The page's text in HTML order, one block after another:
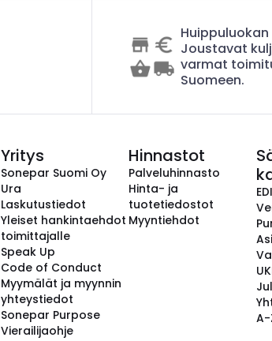
Joustavat
varmat
Suomeen.
Yritys
Sonepar Suomi Oy
Ura
Laskutustiedot
Yleiset hankintaehdot
toimittajalle
Speak Up
Code of Conduct
Myymälät ja myynnin
yhteystiedot
Sonepar Purpose
Vierailijaohje
Hinnastot
Palveluhinnasto
Hinta- ja
tuotetiedostot
Myyntiehdot
A-